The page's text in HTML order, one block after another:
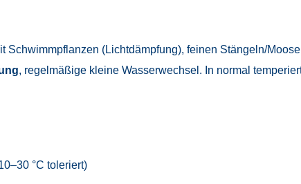
Schwimmpflanzen (Lichtdämpfung), feinen Stängeln/
, regelmäßige kleine Wasserwechsel. In normal
°C toleriert)